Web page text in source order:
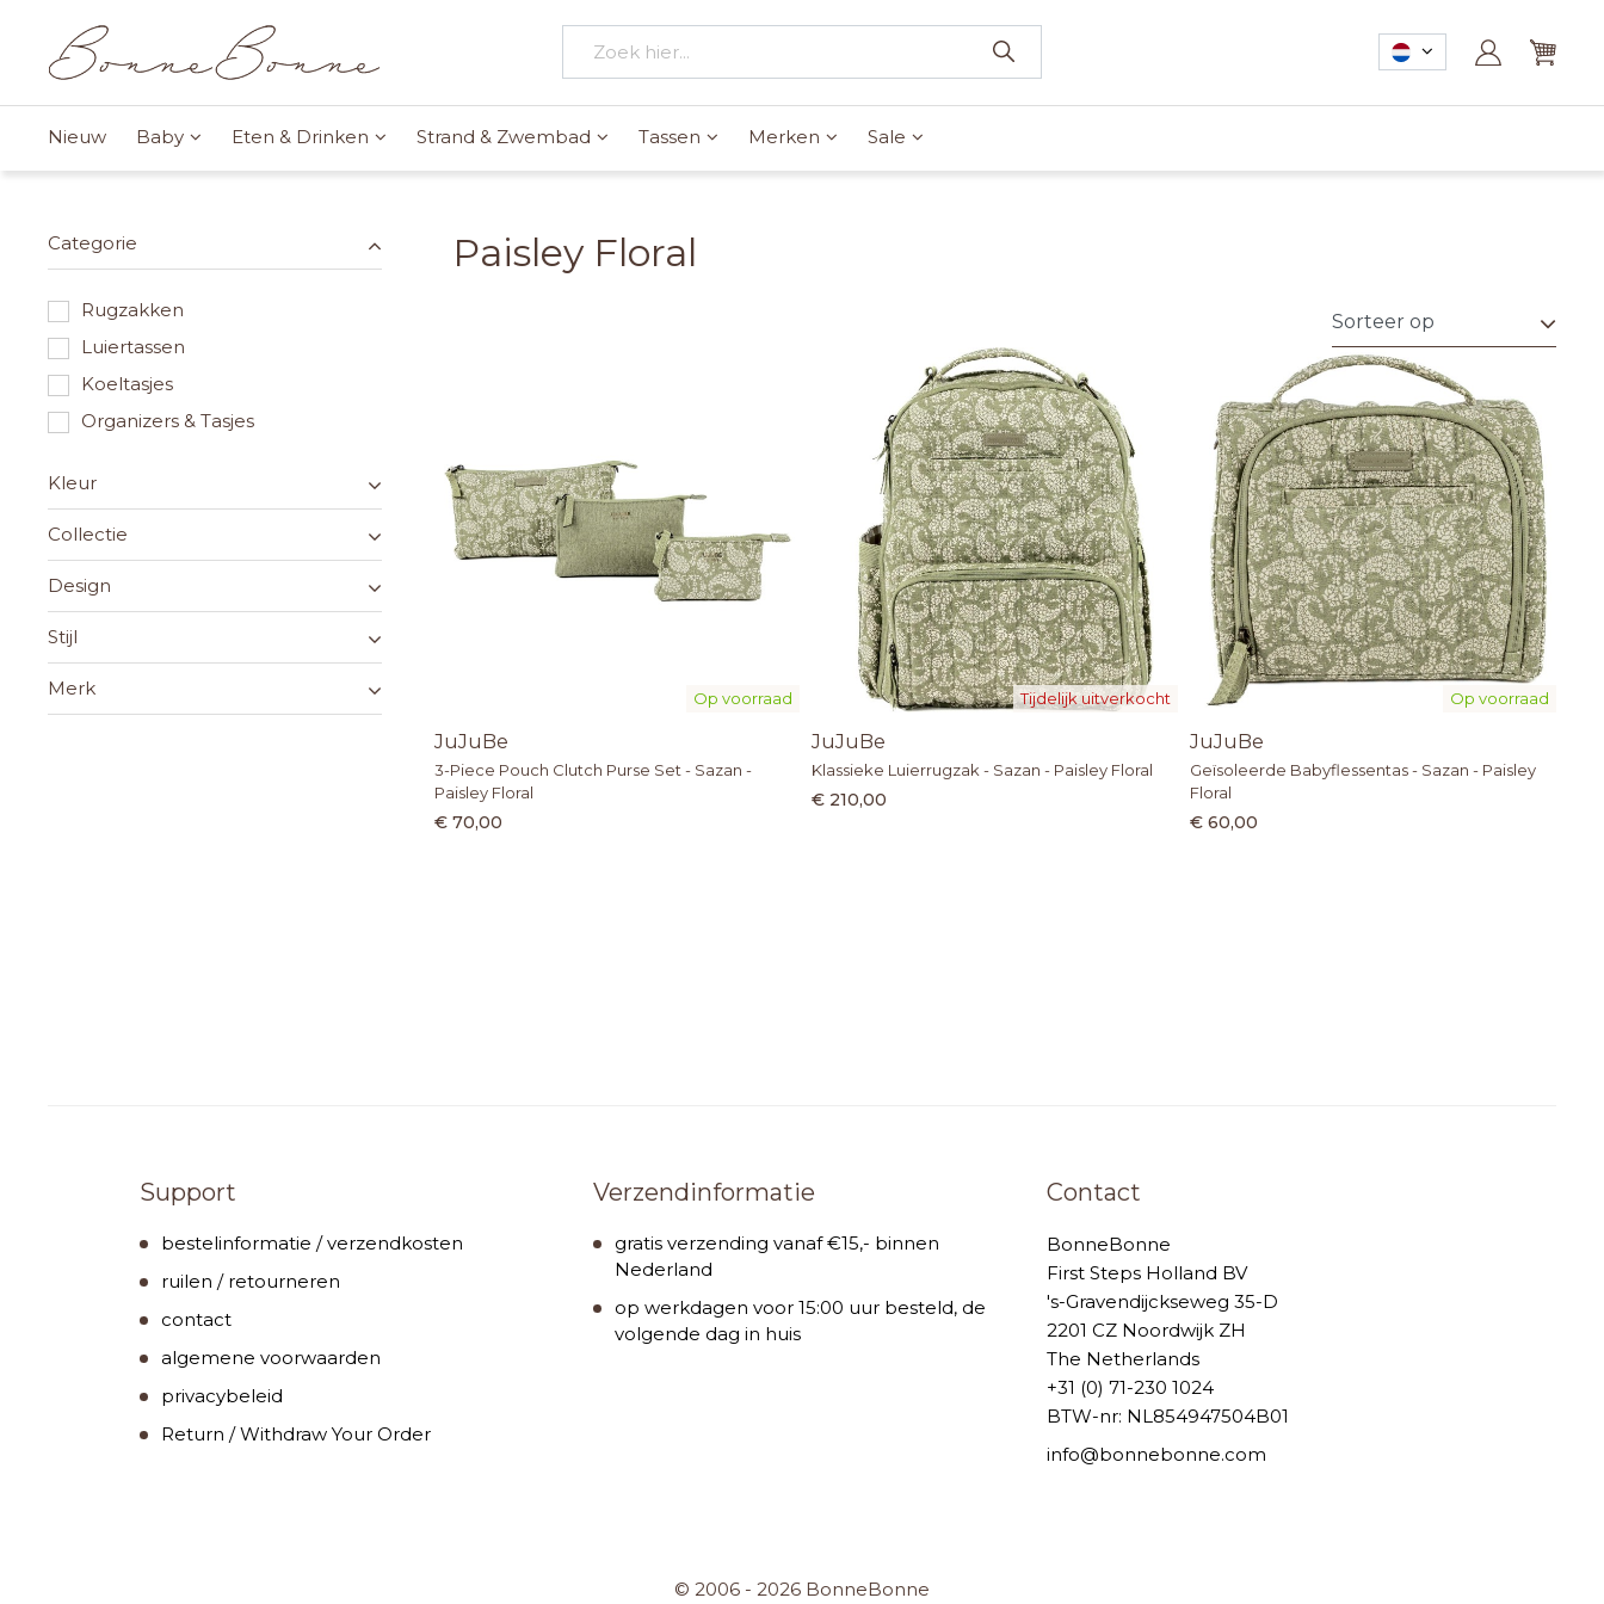
Nieuw Baby Eten & Drinken Strand & Zwembad Tassen Merken Sale
Categorie
Rugzakken
Luiertassen
Koeltasjes
Organizers & Tasjes
Kleur
Collectie
Design
Stijl
Merk
Paisley Floral
Op voorraad
JuJuBe
3-Piece Pouch Clutch Purse Set - Sazan -
Paisley Floral
€ 70,00
Tijdelijk uitverkocht
JuJuBe
Klassieke Luierrugzak - Sazan - Paisley Floral
€ 210,00
Op voorraad
JuJuBe
Geïsoleerde Babyflessentas - Sazan - Paisley
Floral
€ 60,00
Support
bestelinformatie / verzendkosten
ruilen / retourneren
contact
algemene voorwaarden
privacybeleid
Return / Withdraw Your Order
Verzendinformatie
gratis verzending vanaf €15,- binnen
Nederland
op werkdagen voor 15:00 uur besteld, de
volgende dag in huis
Contact
BonneBonne
First Steps Holland BV
's-Gravendijckseweg 35-D
2201 CZ Noordwijk ZH
The Netherlands
+31 (0) 71-230 1024
BTW-nr: NL854947504B01
info@bonnebonne.com
© 2006 - 2026 BonneBonne